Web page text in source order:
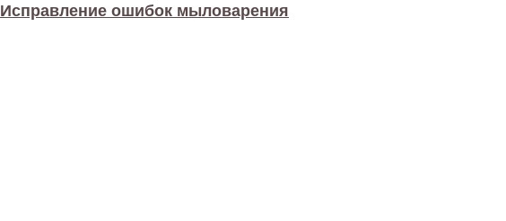
Исправление ошибок мыловарения